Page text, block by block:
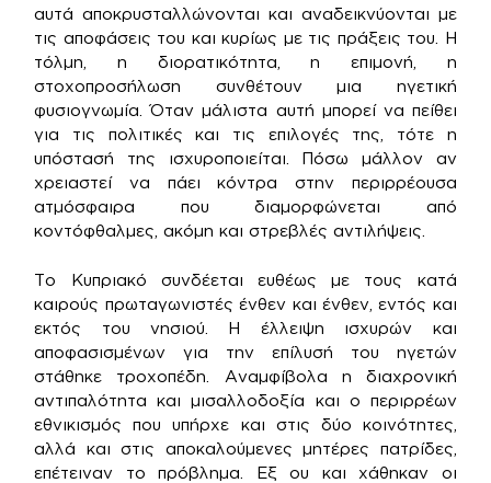
αυτά αποκρυσταλλώνονται και αναδεικνύονται με
τις αποφάσεις του και κυρίως με τις πράξεις του. Η
τόλμη, η διορατικότητα, η επιμονή, η
στοχοπροσήλωση συνθέτουν μια ηγετική
φυσιογνωμία. Όταν μάλιστα αυτή μπορεί να πείθει
για τις πολιτικές και τις επιλογές της, τότε η
υπόστασή της ισχυροποιείται. Πόσω μάλλον αν
χρειαστεί να πάει κόντρα στην περιρρέουσα
ατμόσφαιρα που διαμορφώνεται από
κοντόφθαλμες, ακόμη και στρεβλές αντιλήψεις.
Το Κυπριακό συνδέεται ευθέως με τους κατά
καιρούς πρωταγωνιστές ένθεν και ένθεν, εντός και
εκτός του νησιού. Η έλλειψη ισχυρών και
αποφασισμένων για την επίλυσή του ηγετών
στάθηκε τροχοπέδη. Αναμφίβολα η διαχρονική
αντιπαλότητα και μισαλλοδοξία και ο περιρρέων
εθνικισμός που υπήρχε και στις δύο κοινότητες,
αλλά και στις αποκαλούμενες μητέρες πατρίδες,
επέτειναν το πρόβλημα. Εξ ου και χάθηκαν οι